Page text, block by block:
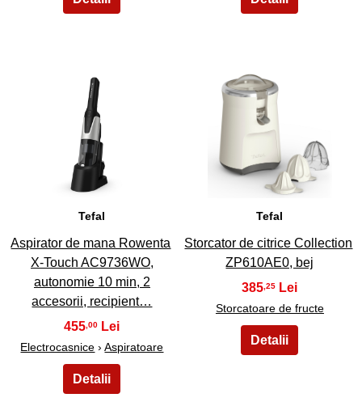
19
Tefal
Aspirator de mana Rowenta
X-Touch AC9736WO,
autonomie 10 min, 2
accesorii, recipient…
455 ,00
Electrocasnice ›Aspiratoare
Tefal
Storcator de citrice Collection
ZP610AE0, bej
385 ,25
Storcatoare de fructe